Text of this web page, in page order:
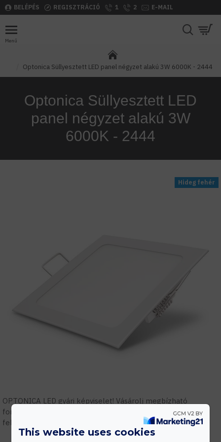
BELÉPÉS REGISZTRÁCIÓ 1 2 E-MAIL
Optonica Süllyesztett LED panel négyzet alakú 3W 6000K - 2444
Optonica Süllyesztett LED
panel négyzet alakú 3W
6000K - 2444
Hideg fehér
OPTONICA LED gyári képviselet! Vásárolj megbízható
forrásból! Szakmai támogatás, tervezés, gyári garanciális
feltételek.
This website uses cookies